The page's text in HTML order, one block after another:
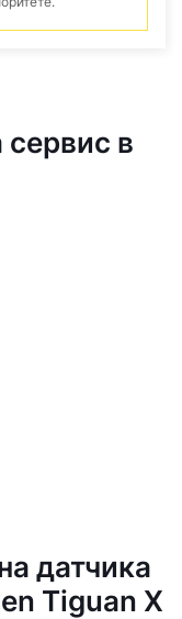
в
датчика
Tiguan X